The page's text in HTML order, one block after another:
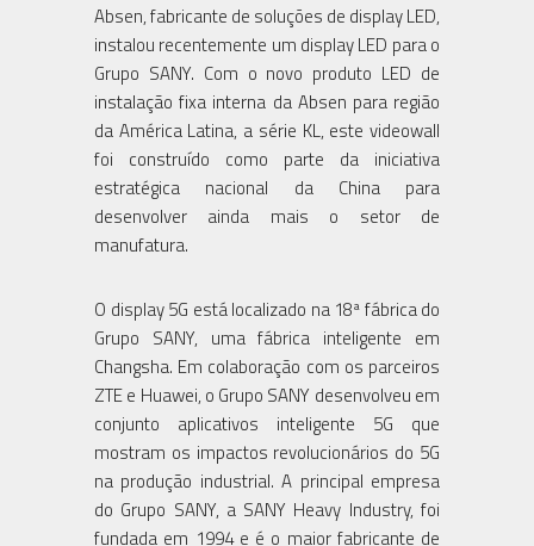
Absen, fabricante de soluções de display LED,
instalou recentemente um display LED para o
Grupo SANY. Com o novo produto LED de
instalação fixa interna da Absen para região
da América Latina, a série KL, este videowall
foi construído como parte da iniciativa
estratégica nacional da China para
desenvolver ainda mais o setor de
manufatura.
O display 5G está localizado na 18ª fábrica do
Grupo SANY, uma fábrica inteligente em
Changsha. Em colaboração com os parceiros
ZTE e Huawei, o Grupo SANY desenvolveu em
conjunto aplicativos inteligente 5G que
mostram os impactos revolucionários do 5G
na produção industrial. A principal empresa
do Grupo SANY, a SANY Heavy Industry, foi
fundada em 1994 e é o maior fabricante de